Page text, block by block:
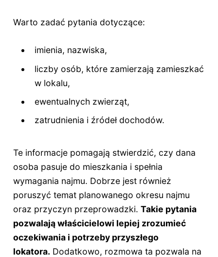
Warto zadać pytania dotyczące:
imienia, nazwiska,
liczby osób, które zamierzają zamieszkać
w lokalu,
ewentualnych zwierząt,
zatrudnienia i źródeł dochodów.
Te informacje pomagają stwierdzić, czy dana
osoba pasuje do mieszkania i spełnia
wymagania najmu. Dobrze jest również
poruszyć temat planowanego okresu najmu
oraz przyczyn przeprowadzki. Takie pytania
pozwalają właścicielowi lepiej zrozumieć
oczekiwania i potrzeby przyszłego
lokatora. Dodatkowo, rozmowa ta pozwala na